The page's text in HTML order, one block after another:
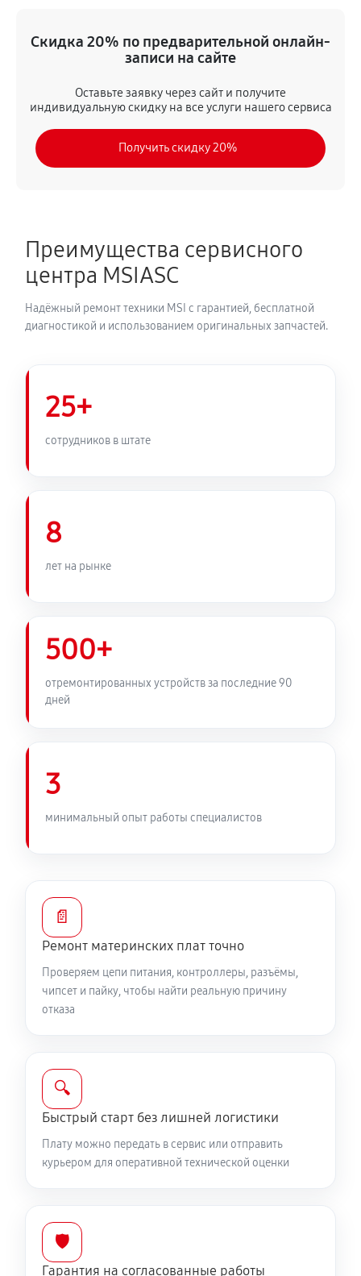
Скидка 20% по предварительной онлайн-
записи на сайте
Оставьте заявку через сайт и получите
индивидуальную скидку на все услуги нашего сервиса
Получить скидку 20%
Преимущества сервисного
центра MSIASC
Надёжный ремонт техники MSI с гарантией, бесплатной
диагностикой и использованием оригинальных запчастей.
25+
сотрудников в штате
8
лет на рынке
500+
отремонтированных устройств за последние 90
дней
3
минимальный опыт работы специалистов
📄
Ремонт материнских плат точно
Проверяем цепи питания, контроллеры, разъёмы,
чипсет и пайку, чтобы найти реальную причину
отказа
🔍
Быстрый старт без лишней логистики
Плату можно передать в сервис или отправить
курьером для оперативной технической оценки
🛡️
Гарантия на согласованные работы